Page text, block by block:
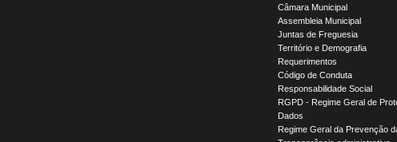
Câmara Municipal
Assembleia Municipal
Juntas de Freguesia
Território e Demografia
Requerimentos
Código de Conduta
Responsabilidade Social
RGPD - Regime Geral de
Dados
Regime Geral da Prevenção